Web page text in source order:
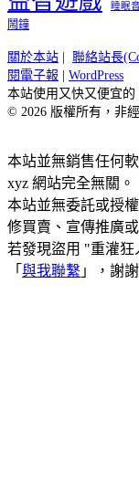
睡眠
鬧鐘
關於本站 | 聯絡站長
閱電子報 | WordPress
本站使用又快又便宜的
© 2026 版權所有，非
本站並無銷售任何
xyz 網站完全無關。
本站並無委託或授
修買賣、宣傳推廣
若發現盜用 "重灌
「 與我聯繫 」，謝謝